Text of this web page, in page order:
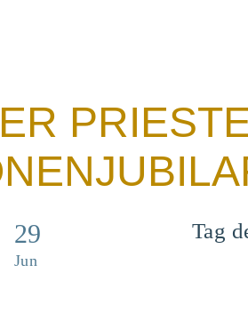
29
Jun
Tag